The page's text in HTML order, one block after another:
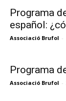
Programa
español:
Associació Brufol -
Programa
Associació Brufol -